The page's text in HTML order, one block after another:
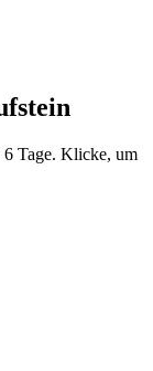
6 Tage. Klicke, um